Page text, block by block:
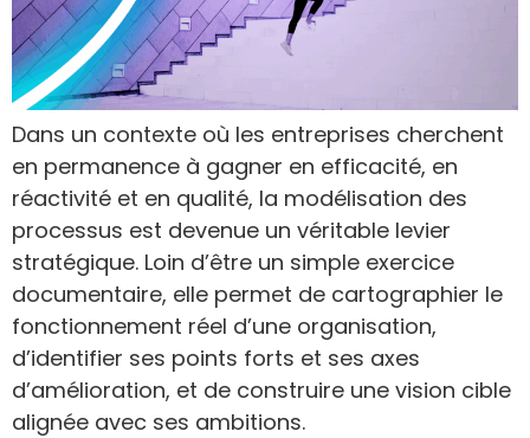
Dans un contexte où les entreprises cherchent
en permanence à gagner en efficacité, en
réactivité et en qualité, la modélisation des
processus est devenue un véritable levier
stratégique. Loin d’être un simple exercice
documentaire, elle permet de cartographier le
fonctionnement réel d’une organisation,
d’identifier ses points forts et ses axes
d’amélioration, et de construire une vision cible
alignée avec ses ambitions.